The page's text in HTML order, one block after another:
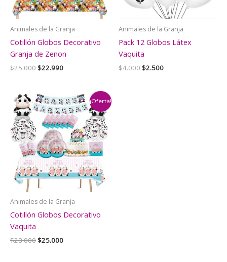
Animales de la Granja
Cotillón Globos Decorativo
Granja de Zenon
$25.000El
era:
$25.000.
$22.990El
$22.990.
Animales de la Granja
Pack 12 Globos Látex
Vaquita
$4.000El
$2.500El
¡Oferta!
Animales de la Granja
Cotillón Globos Decorativo
Vaquita
$28.000El
$25.000El